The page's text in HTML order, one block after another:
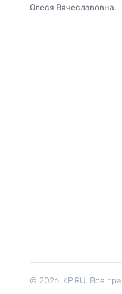
Олеся Вячеславовна.
© 2026. KP.RU. Все